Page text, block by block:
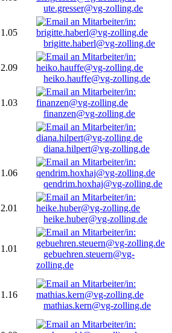
ute.gresser@vg-zolling.de
1.05
brigitte.haberl@vg-zolling.de
2.09
heiko.hauffe@vg-zolling.de
1.03
finanzen@vg-zolling.de
diana.hilpert@vg-zolling.de
1.06
qendrim.hoxhaj@vg-zolling.de
2.01
heike.huber@vg-zolling.de
1.01
gebuehren.steuern@vg-
zolling.de
1.16
mathias.kern@vg-zolling.de